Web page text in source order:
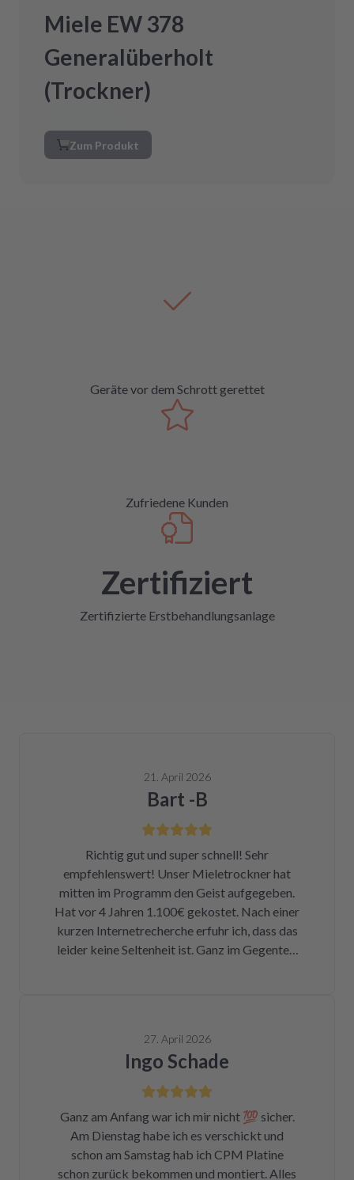
Miele EW 378
Generalüberholt
(Trockner)
Zum Produkt
Geräte vor dem Schrott gerettet
Zufriedene Kunden
Zertifiziert
Zertifizierte Erstbehandlungsanlage
21. April 2026
Bart -B
Richtig gut und super schnell! Sehr
empfehlenswert! Unser Mieletrockner hat
mitten im Programm den Geist aufgegeben.
Hat vor 4 Jahren 1.100€ gekostet. Nach einer
kurzen Internetrecherche erfuhr ich, dass das
leider keine Seltenheit ist. Ganz im Gegenteil.
Modell und Fehler eingegeben und dann hatte
ich die Wahl, eine refurbished Platine für
139€ zu kaufen oder meine kaputte Platine
einzusenden und für 99€ reparieren zu lassen.
Der Ausbau war kein Hexenwerk. Ein paar
Fotos für den Wiedereinbau gemacht. Eine
halbe Stunde, nachdem mein Paket
27. April 2026
Ingo Schade
Ganz am Anfang war ich mir nicht 💯 sicher.
Am Dienstag habe ich es verschickt und
schon am Samstag hab ich CPM Platine
schon zurück bekommen und montiert. Alles